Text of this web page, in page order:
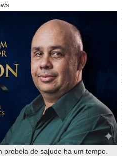
probela de sa[ude ha um tempo.